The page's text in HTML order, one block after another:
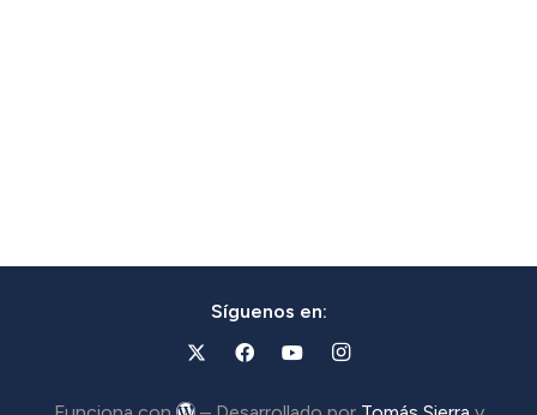
Síguenos en: